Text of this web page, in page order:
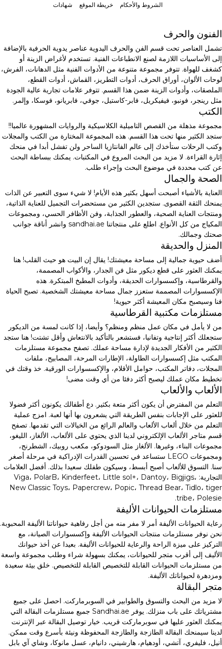
الشروط والأحكام خريطة الموقع شهادات
الفنون والحرف
تشمل العناصر تحت قسم الفن والحرف اليدوية عناصر يدوية الحرفية بالإضافة
إلى الأساسيات اللازمة لصنع الانطباعات الفنية. تستخدم لأغراض الزينة أو
كشغف للهواة. تتوفر مجموعة متنوعة من الأدوات الفنية مثل الدهانات، الفرش،
لوحات الألوان، أوراق الحرف، أدوات التطريز، القماش، أدوات القطع،
الملصقات، وأدوات الزينة ضمن هذا القسم. تتوفر علامات تجارية عالية الجودة
مثل رينجر، فونبو، فيفيكريل، فابر-كاستيل، جوفي، فابريانو، فوسكا، وإلمر.
الكتب
مجموعة مذهلة من القصص التاميلية الكلاسيكية والروايات المشهورة عالميا!!
ستجد الكثير منها تحت هذا القسم. هذه المجموعة المختارة من الكتب والمجلات
وكتب الرحلات ستأخذك إلى عالم الفانتازيا الساحر ولن تفشل أبدا في منحك
إثارة القراءة. لا مزيد من البحث المروع في المكتبات. يمكنك ببساطة البحث
عن كتب محددة في موضوع البحث وإجراء طلب.
الصحة والجمال
العناية بالأشياء أصبحت أسهل بكثير هذه الأيام! لا شيء سوى التعبير عن الذات
يمنحك الثقة القصوى. ستجدين الكثير من مستحضرات التجميل للعناية الذاتية،
ومنتجات العناية الصحية، والعطور الجذابة، وفن الأظافر الحسي، ومجموعات
المكياج من كل الأنواع. اطلع على منتجاتنا sandhai.ae وانشر أناقة جوانب
صحتك وجمالك.
المنزل والحديقة
أضف حيوية جمالية إلى مساحة معيشتك! يقال إن البيت هو حيث القلب! هنا
يمكنك العثور على قطع ديكور مثل فن الجدار، والأكواب المصممة،
والقرطاسية، وإكسسوارات الحديقة، وأدوات المطبخ المبتكرة. هذه
الإكسسوارات المصممة ستعزز جمال مساحة معيشتك الشخصية. تصبح الحياة
فنا وسيصبح مكان المعيشة أكثر حيوية!
مستلزمات مكتبية القرطاسية
من لا يأمل في مكان عمل منظم ومنظم؟ وأيضا، إذا كانت لمسة من الديكور
ستجعلك أكثر إنتاجية وتفانيا، فستشعر بالتأكيد بالانتعاش وأقل تشتت! هنا ستجد
الكثير من الأفكار الجديدة لإدارة مساحة عملك. تصفح مجموعة مستلزمات
المكتب مثل إكسسوارات الطاولة، الإطارات المرحة، المصابيح، ملفات
المجلات، دفاتر المكتب، حوامل الأقلام، والإكسسوارات الورقية. خذ وقتك في
تخطيط مكان عملك ليصبح أكثر دفئا من أي وقت مضى!
الألعاب والألعاب
التعلم من المفترض أن يكون أكثر متعة بكثير. دع أطفالك يكونون أكثر فضولا
للعثور على الإجابات بنفس الطريقة التي يشعرون بها أنها لعبة. امزج عملية
التعلم من خلال ألعاب الألعاب والعالم الرائع من الخيالات التي تقدمها. تصفح
قسم متاجر الألعاب الإلكتروني لدينا الذي يحتوي على الألعاب، الألغاز، الليغو،
مجموعات البناء، وغيرها. الألغاز مثل السودوكو، مكعب روبيك، الشطرنج،
ومجموعات LEGO ستساعد في تحسين القدرات الإدراكية في مرحلة أصغر
سنا. التسوق للألعاب أصبح أبسط، وسيكون طفلك سعيدا بذلك. أفضل العلامات
التجارية: Viga، PolarB، Kinderfeet، Little sol+، Dantoy، Bigjigs،
New Classic Toys، Papercrew، Popic، Thread Bear، Tidlo، tiger
tribe، Polesie.
مستلزمات الحيوانات الأليفة
رعاية الحيوانات الأليفة أمر لا مفر منه من أجل رفاهية حيواناتنا الأليفة المحبوبة.
نحن نوفر مستلزمات منتجات الحيوانات الأليفة وإكسسوارات الصيانة، مع
التركيز على ميزة الراحة والرعاية للحيوانات الأليفة. بعيدا عن أخذ حيوانك
الأليف إلى أقرب متجر للحيوانات، يمكنك بسهولة شراء وطلب مجموعة واسعة
من مستلزمات الحيوانات القابلة للتخصيص القابلة للتخصيص. خلق بيئة سعيدة
ومزدهرة لحيواناتك الأليفة.
متجر البقالة
لا مزيد من البحث والتسوق والطوابير في السوبرماركت. احصل على جميع
مشترياتك على باب منزلك. يوفر Sandhai.ae جميع مستلزمات البقالة التي
يمكنك العثور عليها في سوبرماركت قريب. خيار توصيل البقالة عبر الإنترنت
لدينا سيمنحك البقالة الطازجة والطازجة المحفوظة ونيئة بأسرع وقت ممكن.
أنيل، فليفري، آتشي، أودهيام، هارشيني، دانيام، عسل مانوكا، وشاي آي بابل